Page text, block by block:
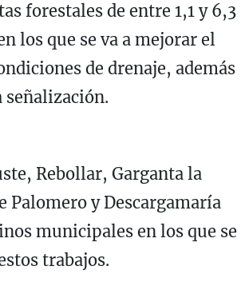
forestales de entre 1,1 y 6,3
los que se va a mejorar el
de drenaje, además
señalización.
Rebollar, Garganta la
Palomero y Descargamaría
municipales en los que se
trabajos.